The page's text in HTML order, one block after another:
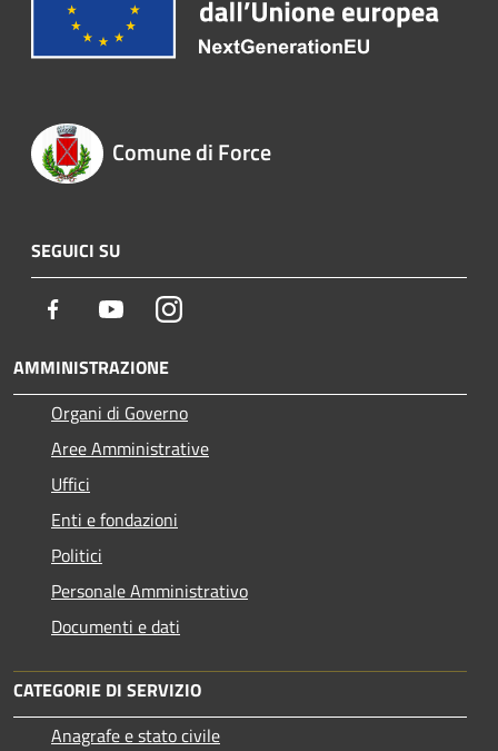
Comune di Force
SEGUICI SU
Facebook YoutubeInstagram
AMMINISTRAZIONE
Organi di Governo
Aree Amministrative
Uffici
Enti e fondazioni
Politici
Personale Amministrativo
Documenti e dati
CATEGORIE DI SERVIZIO
Anagrafe e stato civile